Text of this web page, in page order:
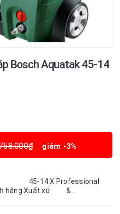
Bosch Aquatak 45-14
giảm -3%
45-14 X Professional
hãng Xuất xứ &...